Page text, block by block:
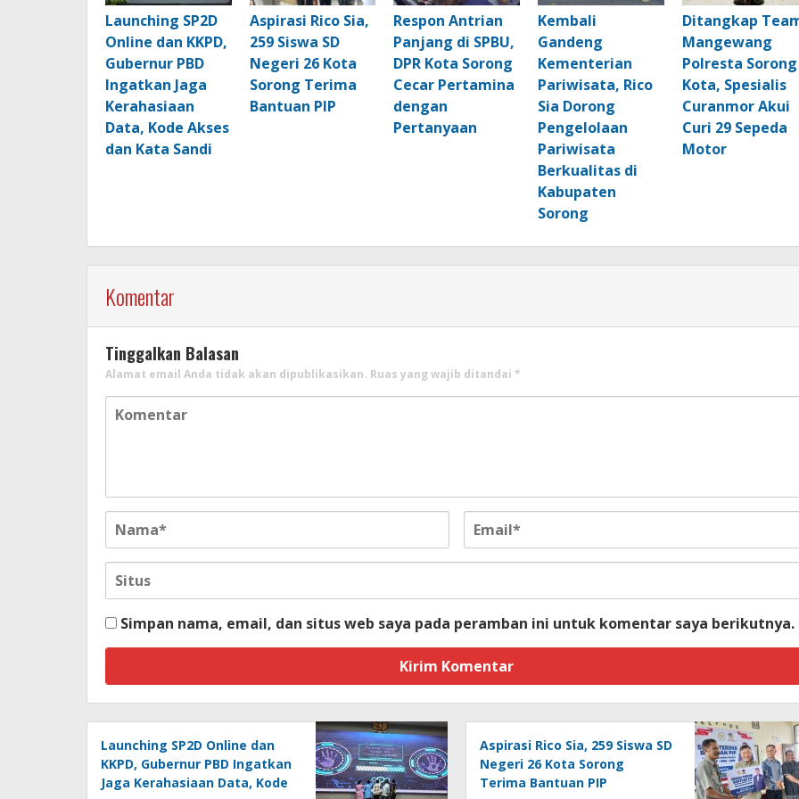
Launching SP2D
Online dan KKPD,
Gubernur PBD
Ingatkan Jaga
Kerahasiaan
Data, Kode Akses
dan Kata Sandi
Aspirasi Rico Sia,
259 Siswa SD
Negeri 26 Kota
Sorong Terima
Bantuan PIP
Respon Antrian
Panjang di SPBU,
DPR Kota Sorong
Cecar Pertamina
dengan
Pertanyaan
Kembali
Gandeng
Kementerian
Pariwisata, Rico
Sia Dorong
Pengelolaan
Pariwisata
Berkualitas di
Kabupaten
Sorong
Ditangkap
Mangewang
Polresta Sorong
Kota, Spesialis
Curanmor Akui
Curi 29 Sepeda
Motor
Komentar
Tinggalkan Balasan
Alamat email Anda tidak akan dipublikasikan. Ruas yang wajib ditandai *
Simpan nama, email, dan situs web saya pada peramban ini untuk komentar saya berikutnya.
Launching SP2D Online dan
KKPD, Gubernur PBD Ingatkan
Jaga Kerahasiaan Data, Kode
Aspirasi Rico Sia, 259 Siswa SD
Negeri 26 Kota Sorong
Terima Bantuan PIP